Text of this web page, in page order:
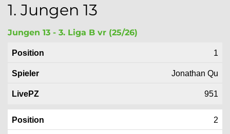
1. Jungen 13
Jungen 13 - 3. Liga B vr (25/26)
Position 1
Jonathan Qu
951
2